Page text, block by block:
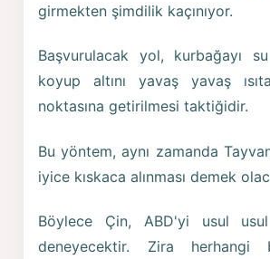
girmekten şimdilik kaçınıyor.
Başvurulacak yol, kurbağayı
koyup altını yavaş yavaş
noktasına getirilmesi taktiğidir.
Bu yöntem, aynı zamanda
iyice kıskaca alınması demek
Böylece Çin, ABD'yi usul
deneyecektir. Zira herhangi